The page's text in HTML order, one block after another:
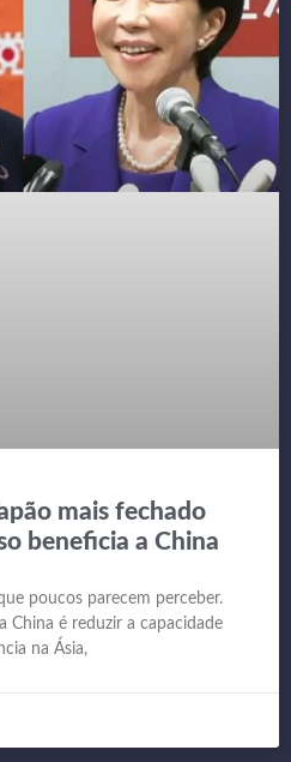
mais fechado
beneficia a China
poucos parecem perceber.
China é reduzir a capacidade
na Ásia,